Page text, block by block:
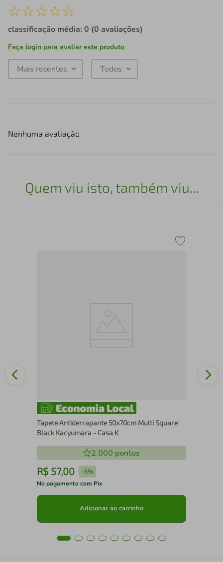
☆☆☆☆☆
classificação média: 0 (0 avaliações)
Faça login para avaliar este produto
Mais recentes Todos
Nenhuma avaliação
Quem viu isto, também viu...
Tapete Antiderrapante 50x70cm Multi Square
Black Kacyumara - Casa K
2.000 pontos
R$ 57,00 -5%
No pagamento com Pix
Adicionar ao carrinho